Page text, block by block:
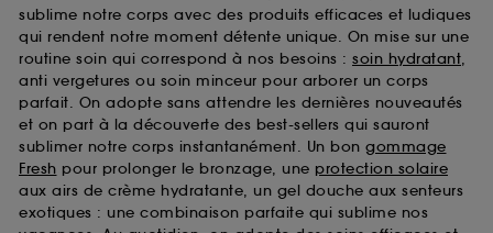
sublime notre corps avec des produits efficaces et ludiques
qui rendent notre moment détente unique. On mise sur une
routine soin qui correspond à nos besoins : soin hydratant,
anti vergetures ou soin minceur pour arborer un corps
parfait. On adopte sans attendre les dernières nouveautés
et on part à la découverte des best-sellers qui sauront
sublimer notre corps instantanément. Un bon gommage
Fresh pour prolonger le bronzage, une protection solaire
aux airs de crème hydratante, un gel douche aux senteurs
exotiques : une combinaison parfaite qui sublime nos